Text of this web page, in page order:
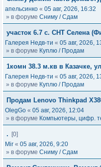
апельсинко « 05 авг, 2026, 16:32
» в форуме Сниму / Сдам
участок 6.7 с. СНТ Селена
Галерея Недв-ти « 05 авг, 2026,
» в форуме Куплю / Продам
1комн 38.3 м.кв в Казачке,
Галерея Недв-ти « 05 авг, 2026,
» в форуме Куплю / Продам
Продам Lenovo Thinkpad
OlegGo « 05 авг, 2026, 12:04
» в форуме Компьютеры, цифр.
.
[0]
Mir « 05 авг, 2026, 9:20
» в форуме Сниму / Сдам